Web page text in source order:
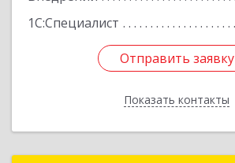
1С:Специалист
Отправить заявку
Показать контакты
Отправить заявку
Назад